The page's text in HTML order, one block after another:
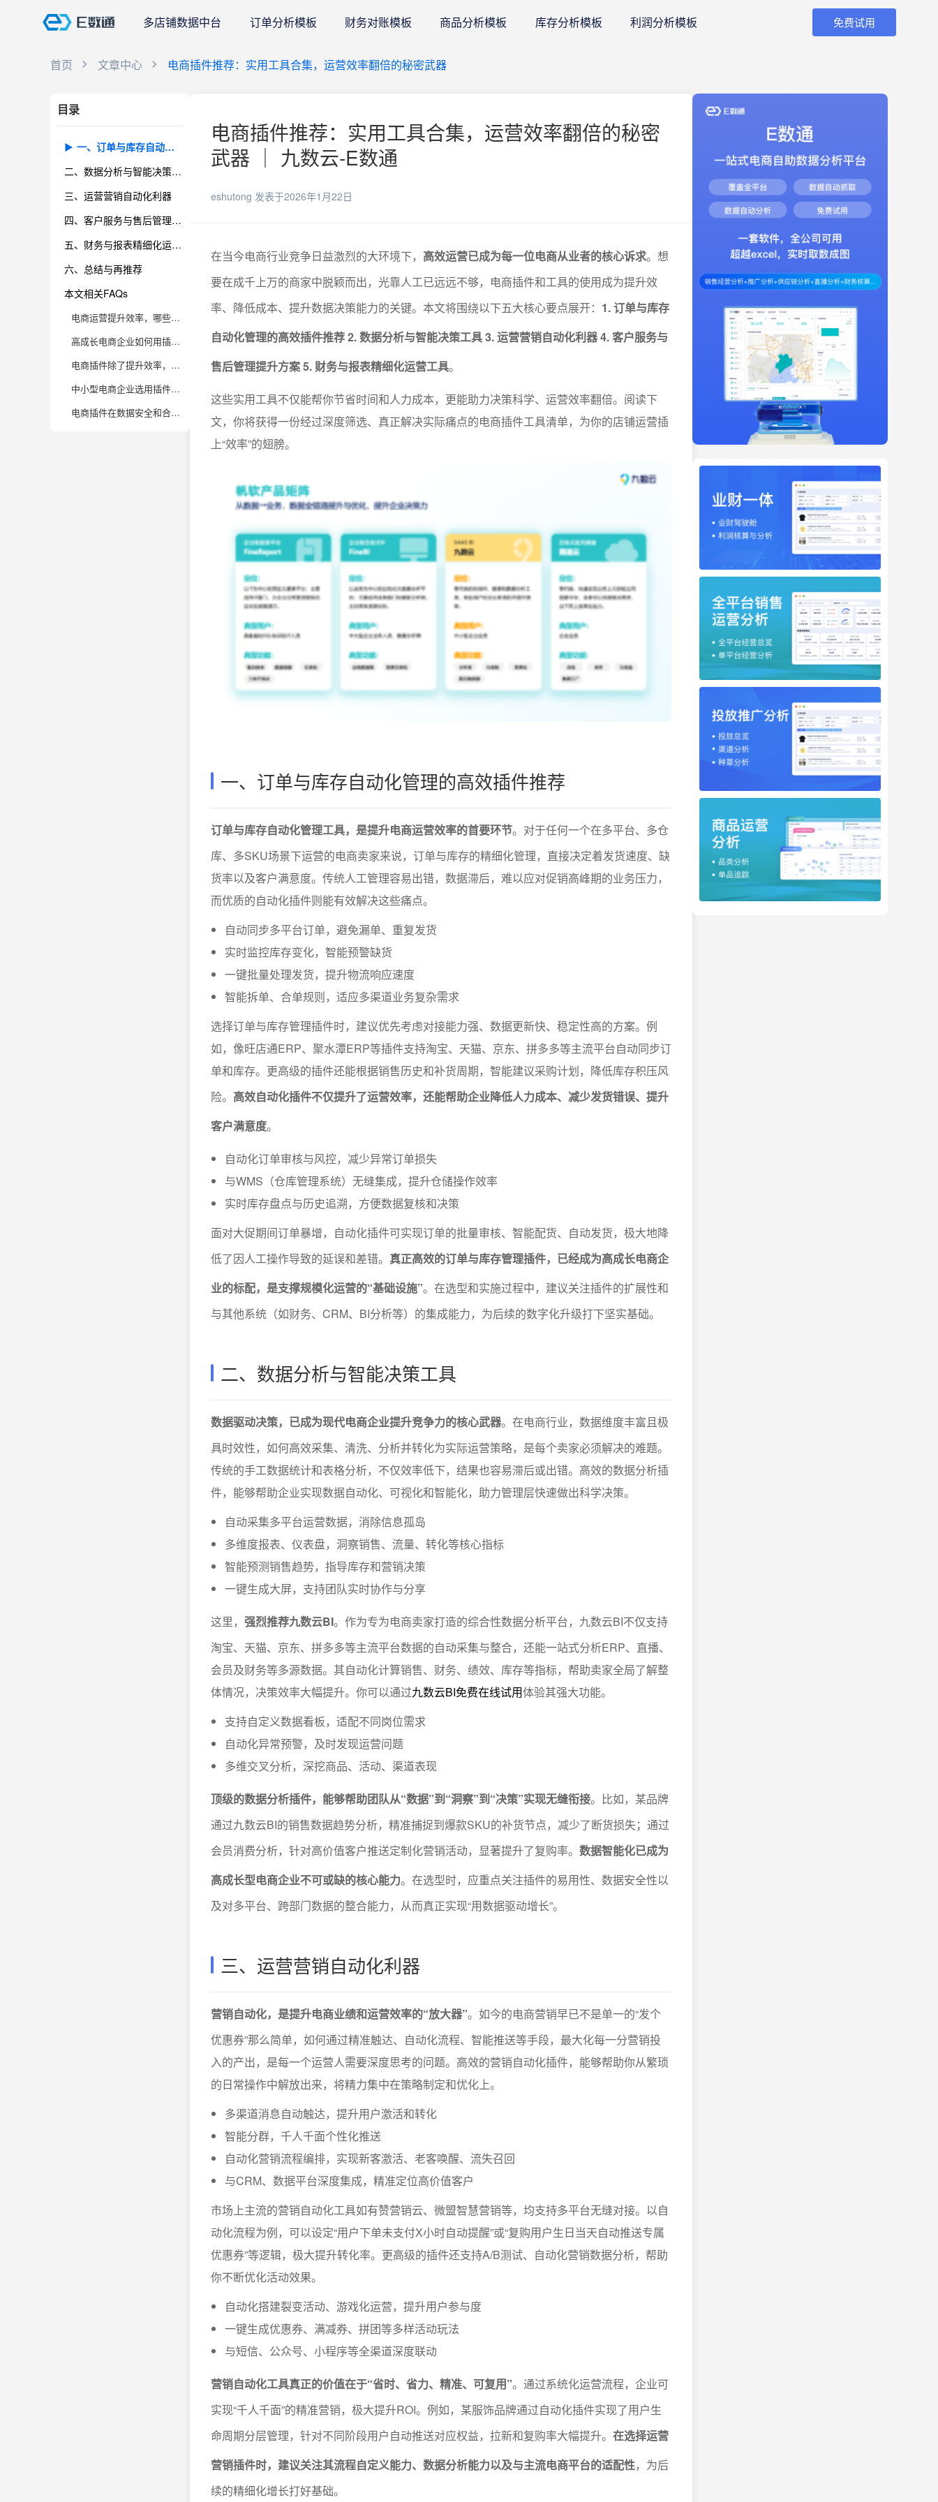
多店铺数据中台 订单分析模板 财务对账模板 商品分析模板 库存分析模板 利润分析模板 免费试用
首页 文章中心 电商插件推荐：实用工具合集，运营效率翻倍的秘密武器
目录
一、订单与库存自动化管理的高效插件推荐
二、数据分析与智能决策工具
三、运营营销自动化利器
四、客户服务与售后管理提升方案
五、财务与报表精细化运营工具
六、总结与再推荐
本文相关FAQs
电商运营提升效率，哪些数据分析插件值得推荐？
高成长电商企业如何用插件打通多平台数据，实现业务协同？
电商插件除了提升效率，还能为企业提供哪些隐性价值？
中小型电商企业选用插件时，如何兼顾性价比与扩展性？
电商插件在数据安全和合规方面有哪些关键保障措施？
电商插件推荐：实用工具合集，运营效率翻倍的秘密
武器 ｜ 九数云-E数通
eshutong 发表于2026年1月22日
在当今电商行业竞争日益激烈的大环境下， 高效运营已成为每一位电商从业者的核心诉求。想
要在成千上万的商家中脱颖而出，光靠人工已远远不够，电商插件和工具的使用成为提升效
率、降低成本、提升数据决策能力的关键。本文将围绕以下五大核心要点展开： 1. 订单与库存
自动化管理的高效插件推荐 2. 数据分析与智能决策工具 3. 运营营销自动化利器 4. 客户服务与
售后管理提升方案 5. 财务与报表精细化运营工具。
这些实用工具不仅能帮你节省时间和人力成本，更能助力决策科学、运营效率翻倍。阅读下
文，你将获得一份经过深度筛选、真正解决实际痛点的电商插件工具清单，为你的店铺运营插
上“效率”的翅膀。
一、订单与库存自动化管理的高效插件推荐
订单与库存自动化管理工具，是提升电商运营效率的首要环节。对于任何一个在多平台、多仓
库、多SKU场景下运营的电商卖家来说，订单与库存的精细化管理，直接决定着发货速度、缺
货率以及客户满意度。传统人工管理容易出错，数据滞后，难以应对促销高峰期的业务压力，
而优质的自动化插件则能有效解决这些痛点。
自动同步多平台订单，避免漏单、重复发货
实时监控库存变化，智能预警缺货
一键批量处理发货，提升物流响应速度
智能拆单、合单规则，适应多渠道业务复杂需求
选择订单与库存管理插件时，建议优先考虑对接能力强、数据更新快、稳定性高的方案。例
如，像旺店通ERP、聚水潭ERP等插件支持淘宝、天猫、京东、拼多多等主流平台自动同步订
单和库存。更高级的插件还能根据销售历史和补货周期，智能建议采购计划，降低库存积压风
险。 高效自动化插件不仅提升了运营效率，还能帮助企业降低人力成本、减少发货错误、提升
客户满意度。
自动化订单审核与风控，减少异常订单损失
与WMS（仓库管理系统）无缝集成，提升仓储操作效率
实时库存盘点与历史追溯，方便数据复核和决策
面对大促期间订单暴增，自动化插件可实现订单的批量审核、智能配货、自动发货，极大地降
低了因人工操作导致的延误和差错。 真正高效的订单与库存管理插件，已经成为高成长电商企
业的标配，是支撑规模化运营的“基础设施”。在选型和实施过程中，建议关注插件的扩展性和
与其他系统（如财务、CRM、BI分析等）的集成能力，为后续的数字化升级打下坚实基础。
二、数据分析与智能决策工具
数据驱动决策，已成为现代电商企业提升竞争力的核心武器。在电商行业，数据维度丰富且极
具时效性，如何高效采集、清洗、分析并转化为实际运营策略，是每个卖家必须解决的难题。
传统的手工数据统计和表格分析，不仅效率低下，结果也容易滞后或出错。高效的数据分析插
件，能够帮助企业实现数据自动化、可视化和智能化，助力管理层快速做出科学决策。
自动采集多平台运营数据，消除信息孤岛
多维度报表、仪表盘，洞察销售、流量、转化等核心指标
智能预测销售趋势，指导库存和营销决策
一键生成大屏，支持团队实时协作与分享
这里， 强烈推荐九数云BI。作为专为电商卖家打造的综合性数据分析平台，九数云BI不仅支持
淘宝、天猫、京东、拼多多等主流平台数据的自动采集与整合，还能一站式分析ERP、直播、
会员及财务等多源数据。其自动化计算销售、财务、绩效、库存等指标，帮助卖家全局了解整
体情况，决策效率大幅提升。你可以通过九数云BI免费在线试用体验其强大功能。
支持自定义数据看板，适配不同岗位需求
自动化异常预警，及时发现运营问题
多维交叉分析，深挖商品、活动、渠道表现
顶级的数据分析插件，能够帮助团队从“数据”到“洞察”到“决策”实现无缝衔接。比如，某品牌
通过九数云BI的销售数据趋势分析，精准捕捉到爆款SKU的补货节点，减少了断货损失；通过
会员消费分析，针对高价值客户推送定制化营销活动，显著提升了复购率。 数据智能化已成为
高成长型电商企业不可或缺的核心能力。在选型时，应重点关注插件的易用性、数据安全性以
及对多平台、跨部门数据的整合能力，从而真正实现“用数据驱动增长”。
三、运营营销自动化利器
营销自动化，是提升电商业绩和运营效率的“放大器”。如今的电商营销早已不是单一的“发个
优惠券”那么简单，如何通过精准触达、自动化流程、智能推送等手段，最大化每一分营销投
入的产出，是每一个运营人需要深度思考的问题。高效的营销自动化插件，能够帮助你从繁琐
的日常操作中解放出来，将精力集中在策略制定和优化上。
多渠道消息自动触达，提升用户激活和转化
智能分群，千人千面个性化推送
自动化营销流程编排，实现新客激活、老客唤醒、流失召回
与CRM、数据平台深度集成，精准定位高价值客户
市场上主流的营销自动化工具如有赞营销云、微盟智慧营销等，均支持多平台无缝对接。以自
动化流程为例，可以设定“用户下单未支付X小时自动提醒”或“复购用户生日当天自动推送专属
优惠券”等逻辑，极大提升转化率。更高级的插件还支持A/B测试、自动化营销数据分析，帮助
你不断优化活动效果。
自动化搭建裂变活动、游戏化运营，提升用户参与度
一键生成优惠券、满减券、拼团等多样活动玩法
与短信、公众号、小程序等全渠道深度联动
营销自动化工具真正的价值在于“省时、省力、精准、可复用”。通过系统化运营流程，企业可
实现“千人千面”的精准营销，极大提升ROI。例如，某服饰品牌通过自动化插件实现了用户生
命周期分层管理，针对不同阶段用户自动推送对应权益，拉新和复购率大幅提升。 在选择运营
营销插件时，建议关注其流程自定义能力、数据分析能力以及与主流电商平台的适配性，为后
续的精细化增长打好基础。